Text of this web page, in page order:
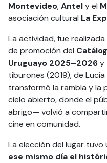
Montevideo,Antely el
asociación cultural La
La actividad, fue
de promoción del
Uruguayo 2025–2026y
tiburones (2019), de
transformó la rambla y la
cielo abierto, donde el
abrigo— volvió a
cine en comunidad.
La elección del lugar
ese mismo día el